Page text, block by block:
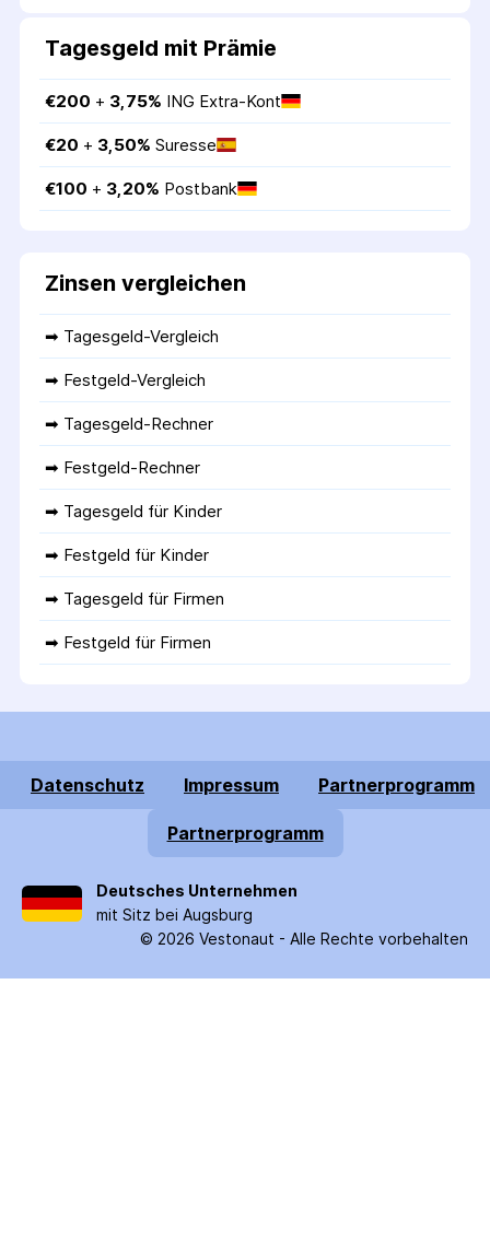
Tagesgeld mit Prämie
€200 + 3,75% ING Extra-Kont
€20 + 3,50% Suresse
€100 + 3,20% Postbank
Zinsen vergleichen
➡ Tagesgeld-Vergleich
➡ Festgeld-Vergleich
➡ Tagesgeld-Rechner
➡ Festgeld-Rechner
➡ Tagesgeld für Kinder
➡ Festgeld für Kinder
➡ Tagesgeld für Firmen
➡ Festgeld für Firmen
Datenschutz Impressum Partnerprogramm
Partnerprogramm
Deutsches Unternehmen
mit Sitz bei Augsburg
© 2026 Vestonaut - Alle Rechte vorbehalten